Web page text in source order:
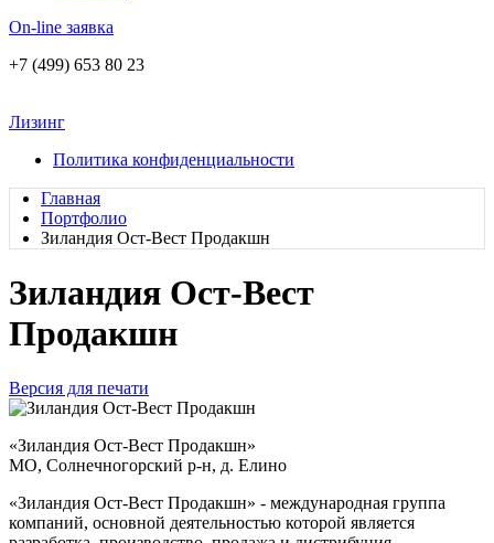
On-line заявка
+7 (499) 653 80 23
Лизинг
Политика конфиденциальности
Главная
Портфолио
Зиландия Ост-Вест Продакшн
Зиландия Ост-Вест
Продакшн
Версия для печати
«Зиландия Ост-Вест Продакшн»
МО, Солнечногорский р-н, д. Елино
«Зиландия Ост-Вест Продакшн» - международная группа
компаний, основной деятельностью которой является